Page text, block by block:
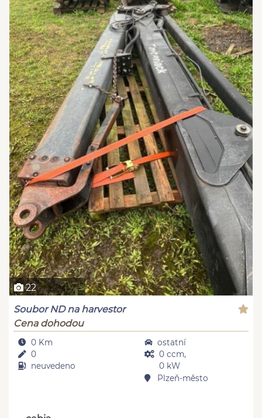
22
Soubor ND na harvestor
Cena dohodou
0 Km
0
neuvedeno
ostatní
0 ccm,
0 kW
Plzeň-město